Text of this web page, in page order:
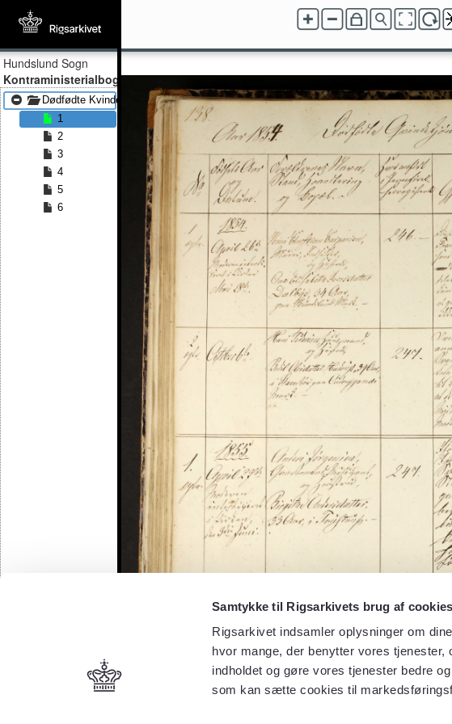
Samtykke til Rigsarkivets brug af cookies
Rigsarkivet indsamler oplysninger om
hvor mange, der benytter vores
indholdet og gøre vores tjenester bedre
som kan sætte cookies til
Hundslund Sogn
Kontraministerialbog
Dødfødte Kvinder 1854 - Dødfødte Kvinder 1861
1
2
3
4
5
6